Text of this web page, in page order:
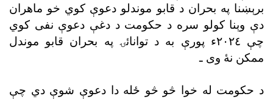
برېښنا په بحران د قابو موندلو دعوې کوي خو ماهران
دې وېنا کولو سره د حکومت د دغې دعوې نفى کوي
چې ٢٠٢٤ء پورې به د توانائۍ په بحران قابو موندل
ممکن نۀ وى ـ
د حکومت له خوا څو څو ځله دا دعوې شوې دي چې